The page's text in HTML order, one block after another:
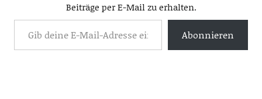
Beiträge per E-Mail zu erhalten.
Abonnieren